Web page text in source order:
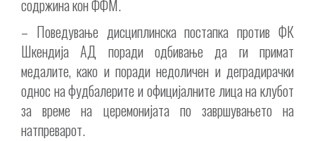
содржина кон ФФM.
– Поведување дисциплинска постапка против ФК
Шкендија АД поради одбивање да ги примат
медалите, како и поради недоличен и деградирачки
однос на фудбалерите и официјалните лица на клубот
за време на церемонијата по завршувањето на
натпреварот.